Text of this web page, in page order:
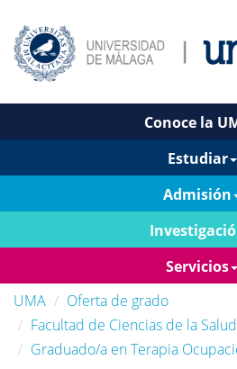
Conoce la
Estudiar
Admisión
Servicios
UMA
Oferta de grado
Facultad de Ciencias de la Salud
Graduado/a en Terapia